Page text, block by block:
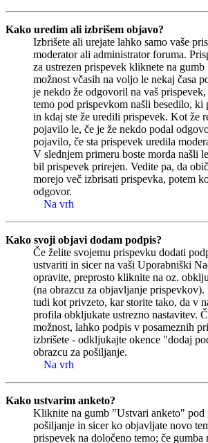
Kako uredim ali izbrišem objavo?
Izbrišete ali urejate lahko samo vaše
moderator ali administrator foruma.
za ustrezen prispevek kliknete na
možnost včasih na voljo le nekaj časa
je nekdo že odgovoril na vaš
temo pod prispevkom našli besedilo,
in kdaj ste že uredili prispevek. Kot že
pojavilo le, če je že nekdo podal
pojavilo, če sta prispevek uredila
V slednjem primeru boste morda našli
bil prispevek prirejen. Vedite pa, da
morejo več izbrisati prispevka, potem
odgovor.
Na vrh
Kako svoji objavi dodam podpis?
Če želite svojemu prispevku dodati
ustvariti in sicer na vaši Uporabniški
opravite, preprosto kliknite na oz.
(na obrazcu za objavljanje prispevkov).
tudi kot privzeto, kar storite tako, da v
profila obkljukate ustrezno nastavitev.
možnost, lahko podpis v posameznih
izbrišete - odkljukajte okence "dodaj
obrazcu za pošiljanje.
Na vrh
Kako ustvarim anketo?
Kliknite na gumb "Ustvari anketo" pod
pošiljanje in sicer ko objavljate novo
prispevek na določeno temo; če gumba